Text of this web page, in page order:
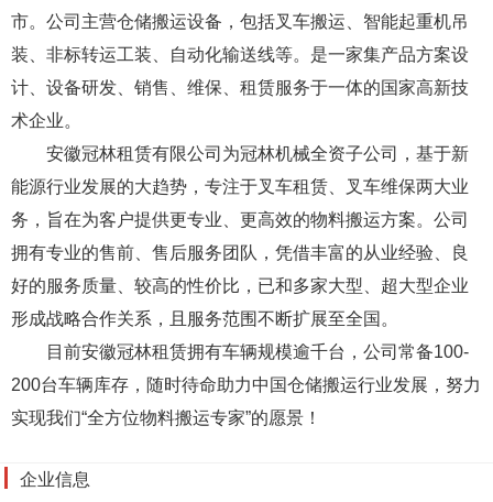
市。公司主营仓储搬运设备，包括叉车搬运、智能起重机吊
装、非标转运工装、自动化输送线等。是一家集产品方案设
计、设备研发、销售、维保、租赁服务于一体的国家高新技
术企业。
安徽冠林租赁有限公司为冠林机械全资子公司，基于新
能源行业发展的大趋势，专注于叉车租赁、叉车维保两大业
务，旨在为客户提供更专业、更高效的物料搬运方案。公司
拥有专业的售前、售后服务团队，凭借丰富的从业经验、良
好的服务质量、较高的性价比，已和多家大型、超大型企业
形成战略合作关系，且服务范围不断扩展至全国。
目前安徽冠林租赁拥有车辆规模逾千台，公司常备100-
200台车辆库存，随时待命助力中国仓储搬运行业发展，努力
实现我们“全方位物料搬运专家”的愿景！
企业信息